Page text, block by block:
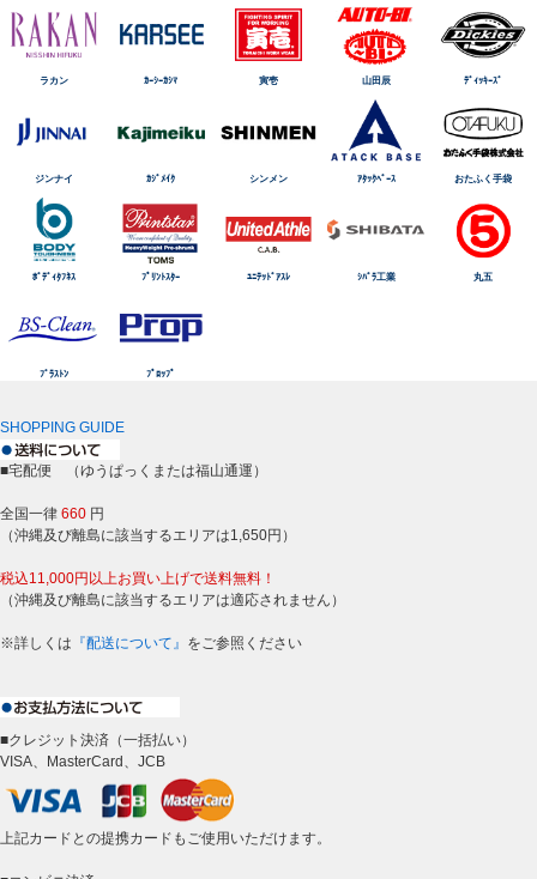
ラカン ｶｰｼｰｶｼﾏ 寅壱 山田辰 ﾃﾞｨｯｷｰｽﾞ
ジンナイ ｶｼﾞﾒｲｸ シンメン ｱﾀｯｸﾍﾞｰｽ おたふく手袋
ﾎﾞﾃﾞｨﾀﾌﾈｽ ﾌﾟﾘﾝﾄｽﾀｰ ﾕﾆﾃｯﾄﾞｱｽﾚ ｼﾊﾞﾗ工業 丸五
ﾌﾞﾗｽﾄﾝ ﾌﾟﾛｯﾌﾟ
SHOPPING GUIDE
■宅配便 （ゆうぱっくまたは福山通運）
全国一律 660 円
（沖縄及び離島に該当するエリアは1,650円）
税込11,000円以上お買い上げで送料無料！
（沖縄及び離島に該当するエリアは適応されません）
※詳しくは 『配送について』 をご参照ください
■クレジット決済（一括払い）
VISA、MasterCard、JCB
上記カードとの提携カードもご使用いただけます。